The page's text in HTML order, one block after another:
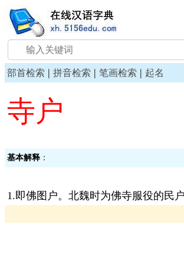
部首检索 | 拼音检索 | 笔画检索 | 起名
寺户
基本解释 ：
1.即佛图户。北魏时为佛寺服役的民户